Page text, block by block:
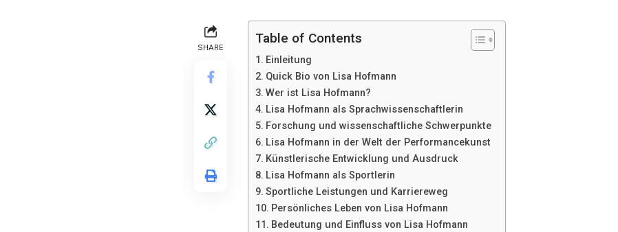
SHARE
Table of Contents
Einleitung
Quick Bio von Lisa Hofmann
Wer ist Lisa Hofmann?
Lisa Hofmann als Sprachwissenschaftlerin
Forschung und wissenschaftliche Schwerpunkte
Lisa Hofmann in der Welt der Performancekunst
Künstlerische Entwicklung und Ausdruck
Lisa Hofmann als Sportlerin
Sportliche Leistungen und Karriereweg
Persönliches Leben von Lisa Hofmann
Bedeutung und Einfluss von Lisa Hofmann